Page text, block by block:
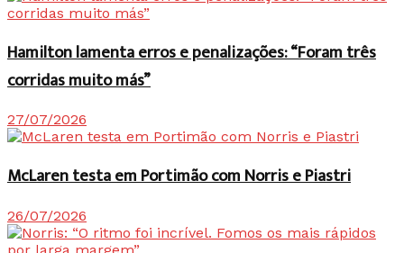
Hamilton lamenta erros e penalizações: “Foram três
corridas muito más”
27/07/2026
McLaren testa em Portimão com Norris e Piastri
26/07/2026